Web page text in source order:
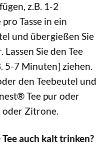
z.B. 1-2
Tasse in ein
und übergießen Sie
Sie den Tee
5-7 Minuten] ziehen.
den Teebeutel und
Tee pur oder
Zitrone.
auch kalt trinken?